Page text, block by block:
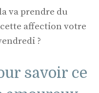
va prendre du
affection votre
?
savoir ce